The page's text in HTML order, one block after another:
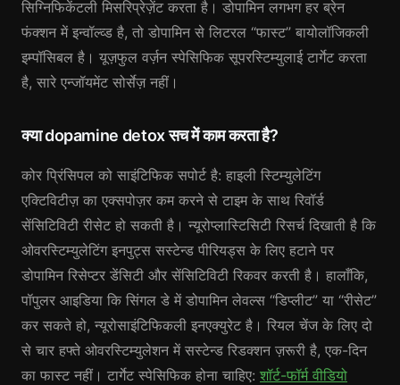
सिग्निफिकेंटली मिसरिप्रेज़ेंट करता है। डोपामिन लगभग हर ब्रेन
फंक्शन में इन्वॉल्व्ड है, तो डोपामिन से लिटरल “फास्ट” बायोलॉजिकली
इम्पॉसिबल है। यूज़फुल वर्ज़न स्पेसिफिक सूपरस्टिम्युलाई टार्गेट करता
है, सारे एन्जॉयमेंट सोर्सेज़ नहीं।
क्या dopamine detox सच में काम करता है?
कोर प्रिंसिपल को साइंटिफिक सपोर्ट है: हाइली स्टिम्युलेटिंग
एक्टिविटीज़ का एक्सपोज़र कम करने से टाइम के साथ रिवॉर्ड
सेंसिटिविटी रीसेट हो सकती है। न्यूरोप्लास्टिसिटी रिसर्च दिखाती है कि
ओवरस्टिम्युलेटिंग इनपुट्स सस्टेन्ड पीरियड्स के लिए हटाने पर
डोपामिन रिसेप्टर डेंसिटी और सेंसिटिविटी रिकवर करती है। हालाँकि,
पॉपुलर आइडिया कि सिंगल डे में डोपामिन लेवल्स “डिप्लीट” या “रीसेट”
कर सकते हो, न्यूरोसाइंटिफिकली इनएक्युरेट है। रियल चेंज के लिए दो
से चार हफ्ते ओवरस्टिम्युलेशन में सस्टेन्ड रिडक्शन ज़रूरी है, एक-दिन
का फास्ट नहीं। टार्गेट स्पेसिफिक होना चाहिए: शॉर्ट-फॉर्म वीडियो